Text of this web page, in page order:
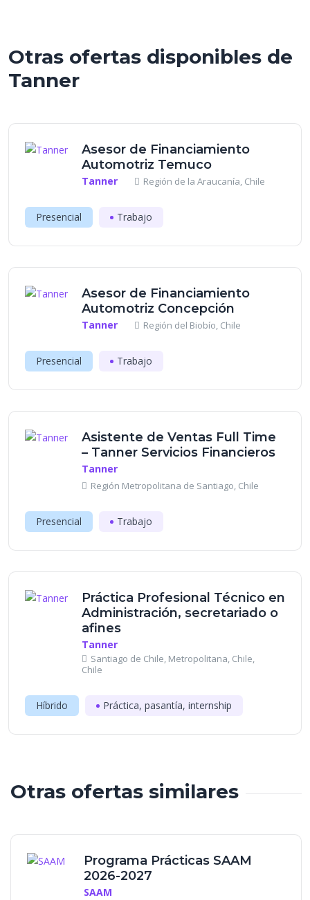
Otras ofertas disponibles de
Tanner
Asesor de Financiamiento
Automotriz Temuco
Tanner Región de la Araucanía, Chile
Presencial Trabajo
Asesor de Financiamiento
Automotriz Concepción
Tanner Región del Biobío, Chile
Presencial Trabajo
Asistente de Ventas Full Time
– Tanner Servicios Financieros
Tanner
Región Metropolitana de Santiago, Chile
Presencial Trabajo
Práctica Profesional Técnico en
Administración, secretariado o
afines
Tanner
Santiago de Chile, Metropolitana, Chile,
Chile
Híbrido Práctica, pasantía, internship
Otras ofertas similares
Programa Prácticas SAAM
2026-2027
SAAM